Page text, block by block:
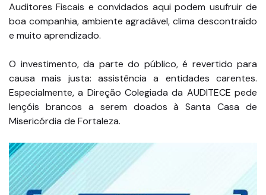
Auditores Fiscais e convidados aqui podem usufruir de
boa companhia, ambiente agradável, clima descontraído
e muito aprendizado.
O investimento, da parte do público, é revertido para
causa mais justa: assistência a entidades carentes.
Especialmente, a Direção Colegiada da AUDITECE pede
lençóis brancos a serem doados à Santa Casa de
Misericórdia de Fortaleza.